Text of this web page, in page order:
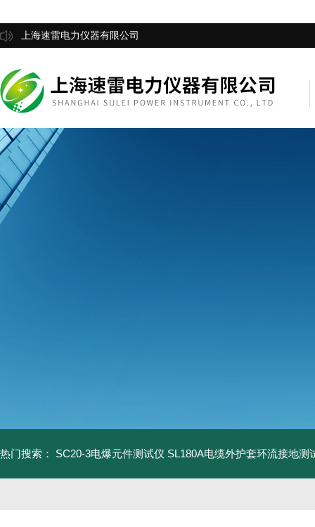
上海速雷电力仪器有限公司
热门搜索： SC20-3电爆元件测试仪 SL180A电缆外护套环流接地测